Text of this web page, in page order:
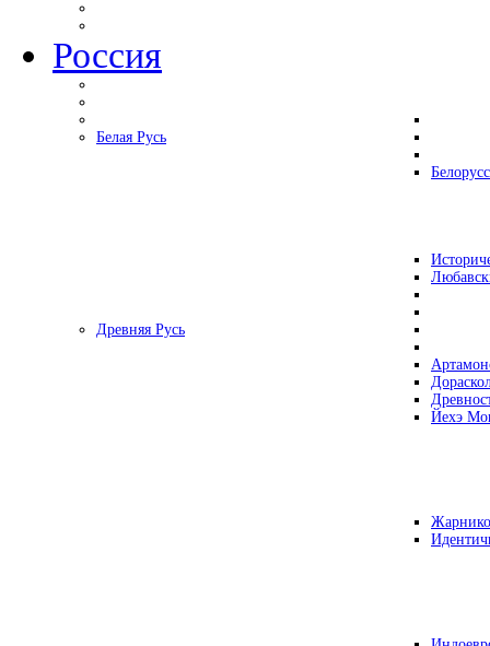
Россия
Белая Русь
Древняя Русь
Йехэ